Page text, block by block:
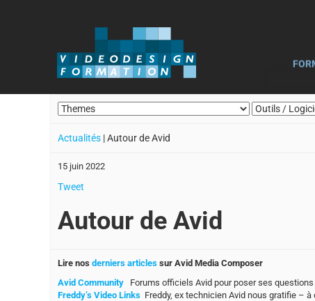
Actualités | Autour de Avid
15 juin 2022
Tweet
Autour de Avid
Lire nos derniers articles sur Avid Media Composer
Avid Community Forums officiels Avid pour poser ses questions
Freddy’s Video Links Freddy, ex technicien Avid nous gratifie –